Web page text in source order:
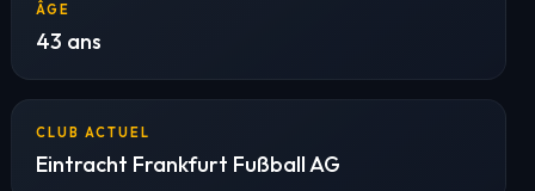
ÂGE
43 ans
CLUB ACTUEL
Eintracht Frankfurt Fußball AG